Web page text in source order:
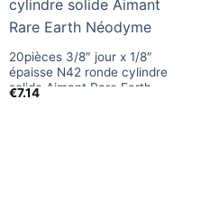
20pièces 3/8″ jour x 1/8″
épaisse N42 ronde cylindre
solide Aimant Rare Earth
€7.14